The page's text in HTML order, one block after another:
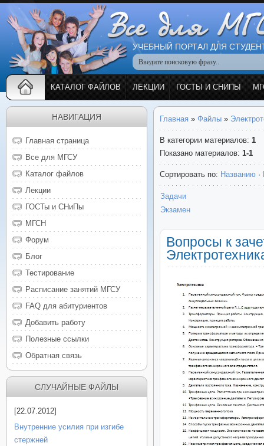
УЧЕБНЫЙ ПОРТАЛ ДЛЯ
КАТАЛОГ ФАЙЛОВ ЛЕКЦИИ ГОСТЫ И СНИПЫ
Главная » Файлы »
В категории материалов: 1
Показано материалов: 1-1
Сортировать по: Названию ·
Задачи
Экзамен
Вопросы к
НАВИГАЦИЯ
Главная страница
Все для МГСУ
Каталог файлов
Лекции
ГОСТы и СНиПы
МГСН
Форум
Блог
Тестирование
Расписание занятий МГСУ
FAQ для абитуриентов
Добавить работу
Полезные ссылки
Обратная связь
СЛУЧАЙНЫЕ ФАЙЛЫ
[22.07.2012]
Внутренние усилия при изгибе
стержней